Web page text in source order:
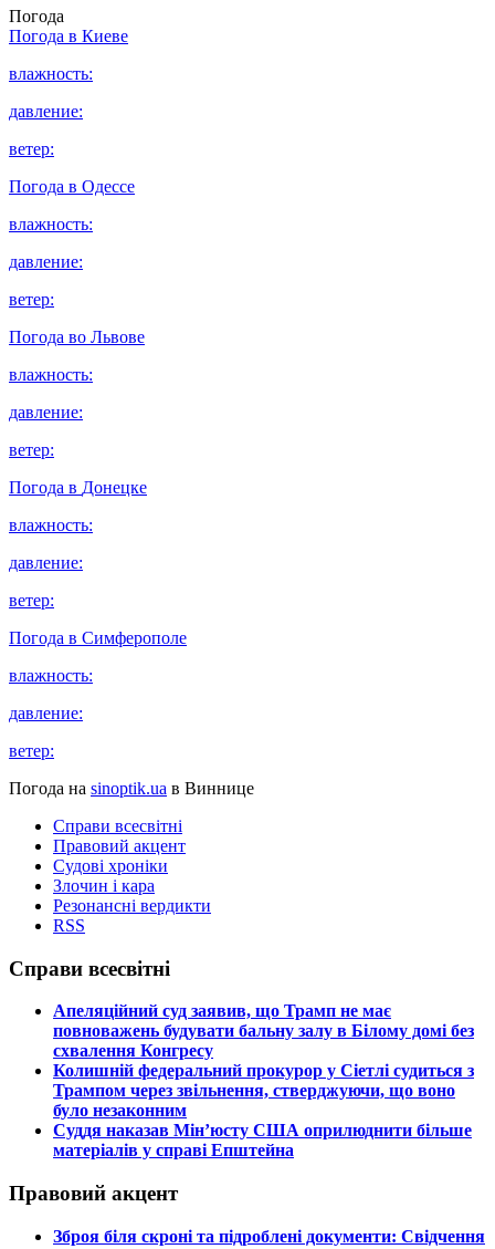
Погода
Погода в Киеве
влажность:
давление:
ветер:
Погода в Одессе
влажность:
давление:
ветер:
Погода во Львове
влажность:
давление:
ветер:
Погода в Донецке
влажность:
давление:
ветер:
Погода в Симферополе
влажность:
давление:
ветер:
Погода на sinoptik.ua в Виннице
Справи всесвітні
Правовий акцент
Судові хроніки
Злочин і кара
Резонансні вердикти
RSS
Справи всесвітні
​Апеляційний суд заявив, що Трамп не має
повноважень будувати бальну залу в Білому домі без
схвалення Конгресу
​Колишній федеральний прокурор у Сіетлі судиться з
Трампом через звільнення, стверджуючи, що воно
було незаконним
​Суддя наказав Мін’юсту США оприлюднити більше
матеріалів у справі Епштейна
Правовий акцент
​Зброя біля скроні та підроблені документи: Свідчення